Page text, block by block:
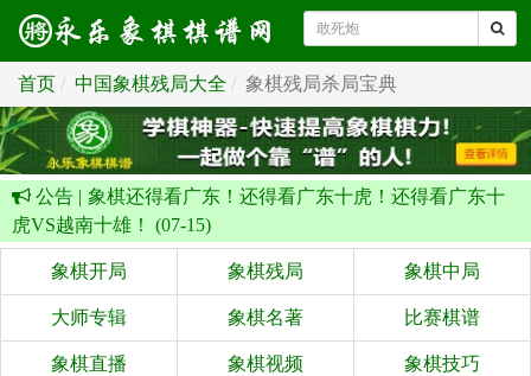
首页 中国象棋残局大全 象棋残局杀局宝典
公告 | 象棋还得看广东！还得看广东十虎！还得看广东十
虎VS越南十雄！ (07-15)
象棋开局 象棋残局 象棋中局
大师专辑 象棋名著 比赛棋谱
象棋直播 象棋视频 象棋技巧